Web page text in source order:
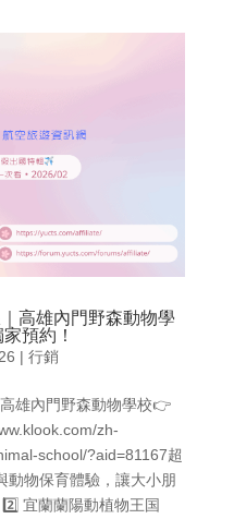
高雄內門野森動物學
預約！
| 行銷
雄內門野森動物學校👉
zh-
school/?aid=81167超
動物保育體驗，讓大小朋
宜蘭蘭陽動植物王国